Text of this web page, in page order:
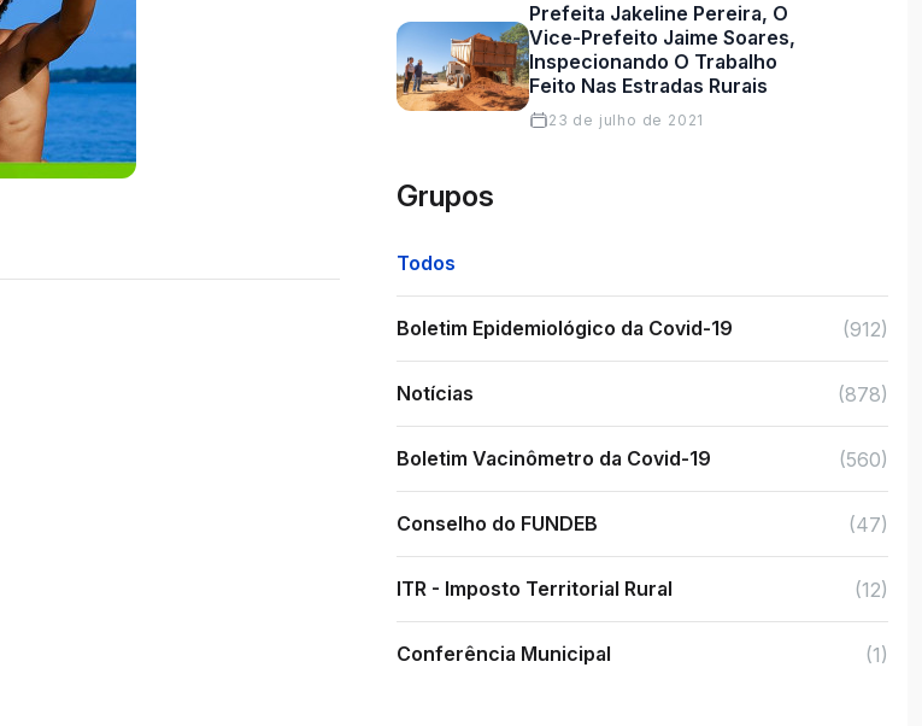
Prefeita Jakeline Pereira, O
Vice-Prefeito Jaime Soares,
Inspecionando O Trabalho
Feito Nas Estradas Rurais
23 de julho de 2021
Grupos
Todos
Boletim Epidemiológico da Covid-19 (912)
Notícias (878)
Boletim Vacinômetro da Covid-19 (560)
Conselho do FUNDEB (47)
ITR - Imposto Territorial Rural (12)
Conferência Municipal (1)